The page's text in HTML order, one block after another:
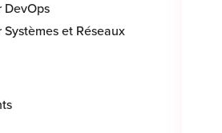
DevOps
et Réseaux